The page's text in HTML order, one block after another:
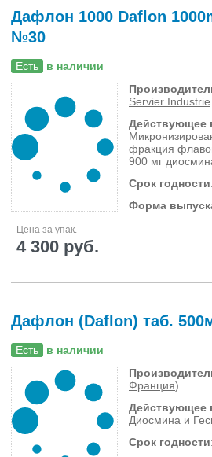
Дафлон 1000 Daflon
№30
Есть в наличии
Servier Industrie
Действующее
фракция
900 мг
Срок годности
Форма
Цена за упак.
4 300 руб.
Дафлон (Daflon) таб.
Есть в наличии
Франция)
Действующее
Диосмина и
Срок годности